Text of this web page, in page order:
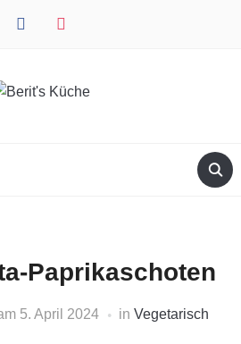
facebook instagram
Paprikaschoten
5. April 2024 in Vegetarisch